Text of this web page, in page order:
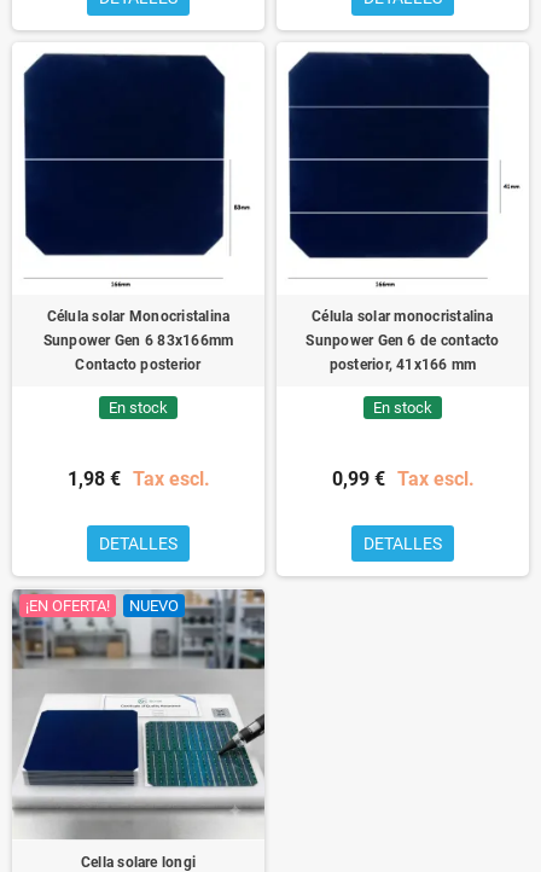
Célula solar Monocristalina
Sunpower Gen 6 83x166mm
Contacto posterior
En stock
1,98 € Tax escl.
DETALLES
Célula solar monocristalina
Sunpower Gen 6 de contacto
posterior, 41x166 mm
En stock
0,99 € Tax escl.
DETALLES
¡EN OFERTA! NUEVO
Cella solare longi